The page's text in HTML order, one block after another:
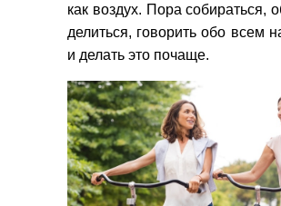
как воздух. Пора собираться,
делиться, говорить обо всем
и делать это почаще.